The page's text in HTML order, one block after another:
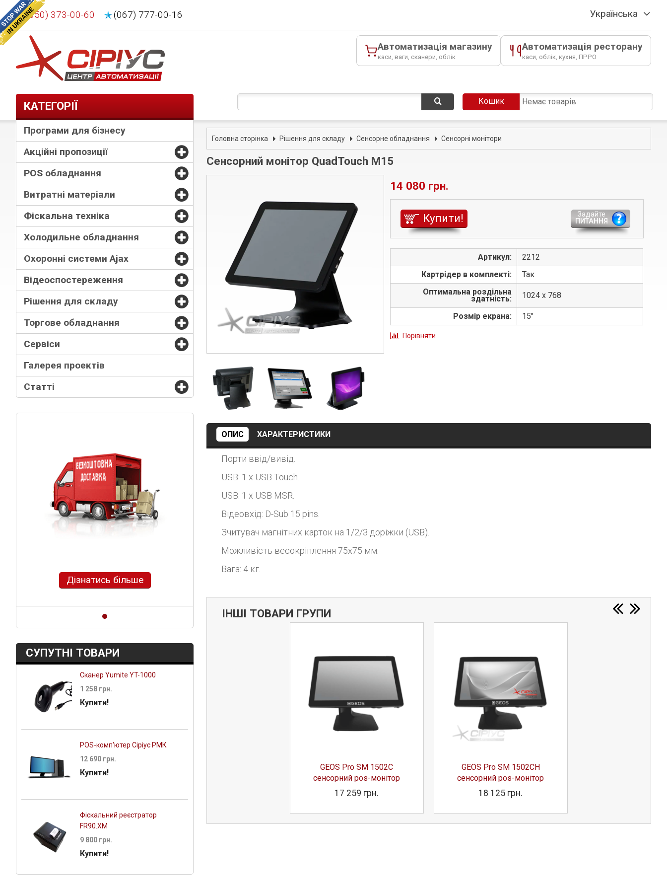
(050) 373-00-60 (067) 777-00-16 Українська
Автоматизація магазину
каси, ваги, сканери, облік
Автоматизація ресторану
каси, облік, кухня, ПРРО
Кошик Немає товарів
КАТЕГОРІЇ
Програми для бізнесу
Акційні пропозиції
POS обладнання
Витратні матеріали
Фіскальна техніка
Холодильне обладнання
Охоронні системи Ajax
Відеоспостереження
Рішення для складу
Торгове обладнання
Сервіси
Галерея проектів
Статті
Дізнатись більше
СУПУТНІ ТОВАРИ
Сканер Yumite YT-1000
1 258 грн.
Купити!
POS-комп'ютер Сіріус РМК
12 690 грн.
Купити!
Фіскальний реєстратор
FR90.XM
9 800 грн.
Купити!
Головна сторінка Рішення для складу Сенсорне обладнання Сенсорні монітори
Сенсорний монітор QuadTouch M15
14 080 грн.
Купити!
Задайте
ПИТАННЯ
Артикул:
2212
Картрідер в комплекті:
Так
Оптимальна роздільна
здатність: 1024 х 768
Розмір екрана: 15"
Порівняти
ОПИС ХАРАКТЕРИСТИКИ
Порти ввід/вивід.
USB: 1 x USB Touch.
USB: 1 x USB MSR.
Відеовхід: D-Sub 15 pins.
Зчитувач магнітних карток на 1/2/3 доріжки (USB).
Можливість весокріплення 75х75 мм.
Вага: 4 кг.
ІНШІ ТОВАРИ ГРУПИ
GEOS Pro SM 1502С
сенсорний pos-монітор
GEOS Pro SM 1502С
сенсорний pos-монітор
17 259 грн.
GEOS Pro SM 1502СH
сенсорний pos-монітор
18 125 грн.